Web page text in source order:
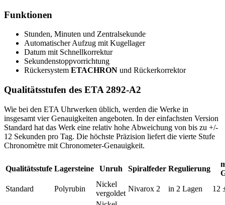
Funktionen
Stunden, Minuten und Zentralsekunde
Automatischer Aufzug mit Kugellager
Datum mit Schnellkorrektur
Sekundenstoppvorrichtung
Rückersystem ETACHRON und Rückerkorrektor
Qualitätsstufen des ETA 2892-A2
Wie bei den ETA Uhrwerken üblich, werden die Werke in
insgesamt vier Genauigkeiten angeboten. In der einfachsten Version
Standard hat das Werk eine relativ hohe Abweichung von bis zu +/-
12 Sekunden pro Tag. Die höchste Präzision liefert die vierte Stufe
Chronomètre mit Chronometer-Genauigkeit.
Qualitätsstufe Lagersteine Unruh Spiralfeder Regulierung
Standard
Polyrubin
Nickel
vergoldet
Nivarox 2 in 2 Lagen 12